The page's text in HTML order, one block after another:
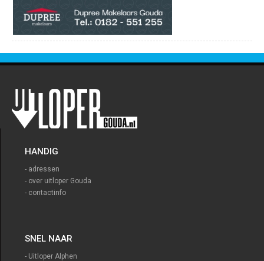
HANDIG
- adressen
- over uitloper Gouda
- contactinfo
SNEL NAAR
- Uitloper Alphen